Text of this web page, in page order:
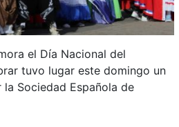
el Día Nacional del
tuvo lugar este domingo un
Sociedad Española de